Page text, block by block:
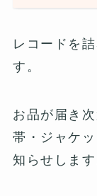
レコードを
す。
お品が届き
帯・ジャケ
知らせします